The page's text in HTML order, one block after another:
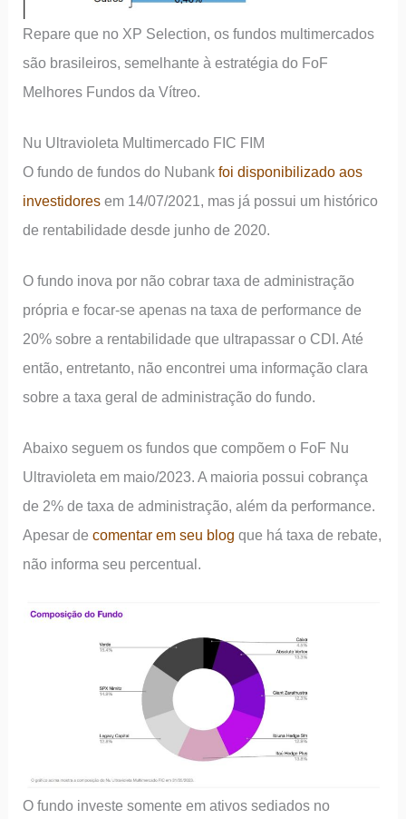
Repare que no XP Selection, os fundos multimercados
são brasileiros, semelhante à estratégia do FoF
Melhores Fundos da Vítreo.
Nu Ultravioleta Multimercado FIC FIM
O fundo de fundos do Nubankfoi disponibilizado aos
investidores em 14/07/2021, mas já possui um histórico
de rentabilidade desde junho de 2020.
O fundo inova por não cobrar taxa de administração
própria e focar-se apenas na taxa de performance de
20% sobre a rentabilidade que ultrapassar o CDI. Até
então, entretanto, não encontrei uma informação clara
sobre a taxa geral de administração do fundo.
Abaixo seguem os fundos que compõem o FoF Nu
Ultravioleta em maio/2023. A maioria possui cobrança
de 2% de taxa de administração, além da performance.
Apesar decomentar em seu blog que há taxa de rebate,
não informa seu percentual.
O fundo investe somente em ativos sediados no